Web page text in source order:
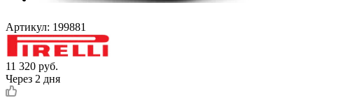
Артикул: 199881
11 320 руб.
Через 2 дня